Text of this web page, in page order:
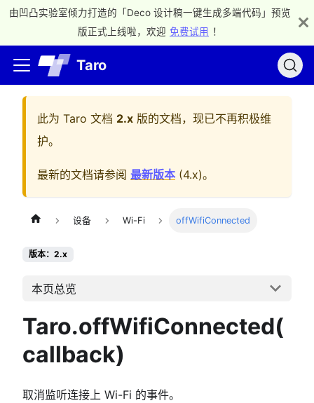
由凹凸实验室倾力打造的「Deco 设计稿一键生成多端代码」预览
版正式上线啦，欢迎 免费试用 ！
Taro
此为 Taro 文档 2.x 版的文档，现已不再积极维
护。
最新的文档请参阅 最新版本 (4.x)。
设备 Wi-Fi offWifiConnected
版本：2.x
本页总览
Taro.offWifiConnected(
callback)
取消监听连接上 Wi-Fi 的事件。